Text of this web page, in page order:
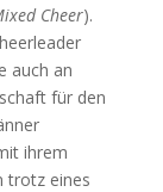
Cheer).
auch an
für den
ihrem
trotz eines